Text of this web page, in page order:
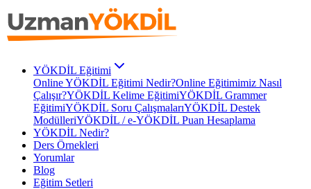
YÖKDİL Eğitimi
Online YÖKDİL Eğitimi Nedir?Online Eğitimimiz Nasıl
Çalışır?YÖKDİL Kelime EğitimiYÖKDİL Grammer
EğitimiYÖKDİL Soru ÇalışmalarıYÖKDİL Destek
ModülleriYÖKDİL / e-YÖKDİL Puan Hesaplama
YÖKDİL Nedir?
Ders Örnekleri
Yorumlar
Blog
Eğitim Setleri